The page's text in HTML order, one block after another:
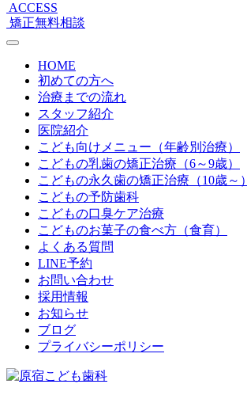
ACCESS
矯正無料相談
HOME
初めての方へ
治療までの流れ
スタッフ紹介
医院紹介
こども向けメニュー（年齢別治療）
こどもの乳歯の矯正治療（6～9歳）
こどもの永久歯の矯正治療（10歳～）
こどもの予防歯科
こどもの口臭ケア治療
こどものお菓子の食べ方（食育）
よくある質問
LINE予約
お問い合わせ
採用情報
お知らせ
ブログ
プライバシーポリシー